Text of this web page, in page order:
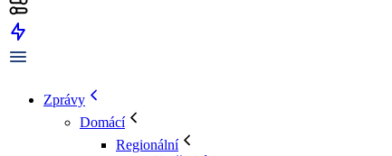
Zprávy
Domácí
Regionální